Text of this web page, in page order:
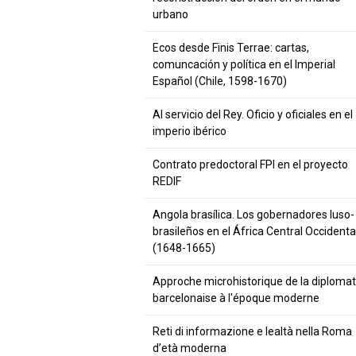
urbano
Ecos desde Finis Terrae: cartas,
comuncación y política en el Imperial
Español (Chile, 1598-1670)
Al servicio del Rey. Oficio y oficiales en el
imperio ibérico
Contrato predoctoral FPI en el proyecto
REDIF
Angola brasílica. Los gobernadores luso-
brasileños en el África Central
(1648-1665)
Approche microhistorique de la
barcelonaise à l'époque moderne
Reti di informazione e lealtà nella Roma
d’età moderna